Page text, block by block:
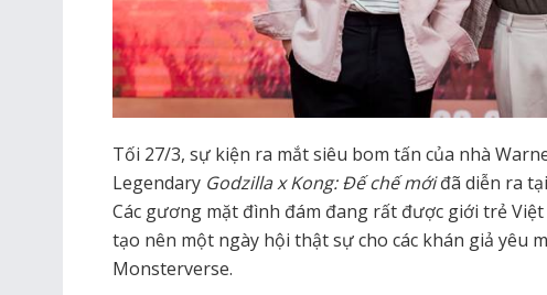
Tối 27/3, sự kiện ra mắt siêu bom tấn của nhà
Legendary Godzilla x Kong: Đế chế mớiđã diễn ra
Các gương mặt đình đám đang rất được giới trẻ
tạo nên một ngày hội thật sự cho các khán giả yêu
Monsterverse.